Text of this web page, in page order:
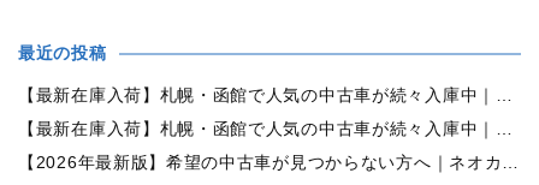
最近の投稿
【最新在庫入荷】札幌・函館で人気の中古車が続々入庫中｜早い者勝ち！【ダイハツ ミラココア660プラスX 4WD】
【最新在庫入荷】札幌・函館で人気の中古車が続々入庫中｜早い者勝ち！【ホンダ N-BOX660カスタムG Lパッケージ 4WD】
【2026年最新版】希望の中古車が見つからない方へ｜ネオカーオーダーで理想の一台を全国からお探しします